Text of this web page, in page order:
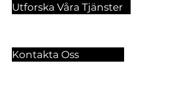
Utforska Våra Tjänster
Kontakta Oss